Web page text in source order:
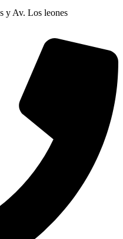
y Av. Los leones